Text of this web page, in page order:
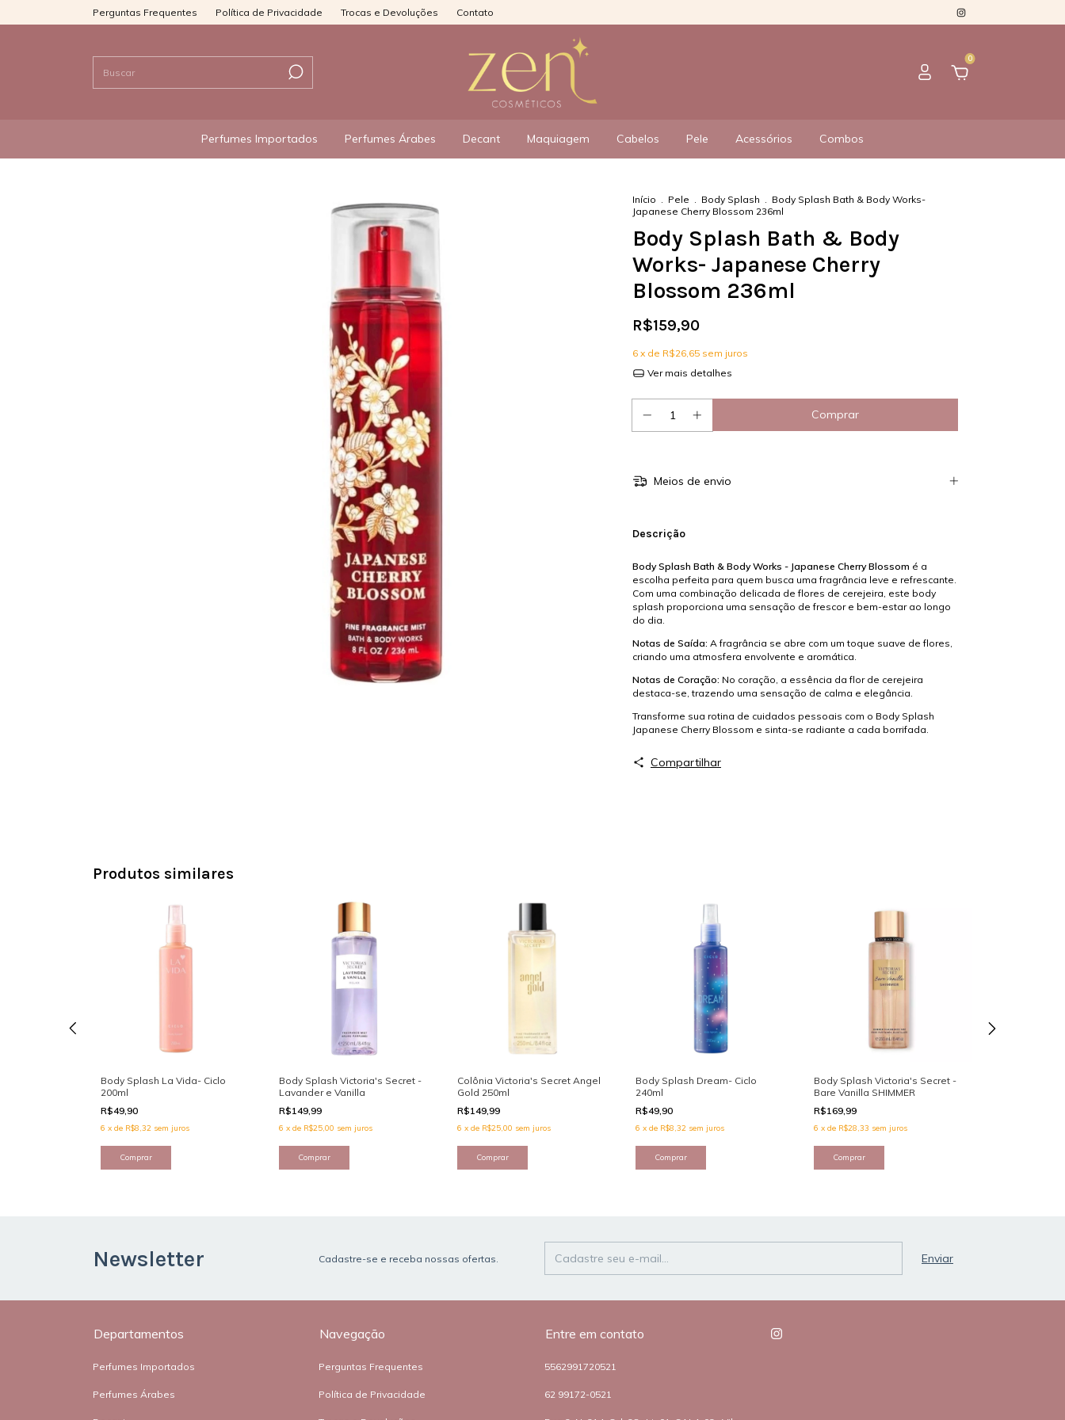
Perguntas Frequentes Política de Privacidade Trocas e Devoluções Contato
0
Perfumes Importados Perfumes Árabes Decant Maquiagem Cabelos Pele Acessórios Combos
Início . Pele . Body Splash . Body Splash Bath & Body Works-
Japanese Cherry Blossom 236ml
Body Splash Bath & Body
Works- Japanese Cherry
Blossom 236ml
R$159,90
6 x de R$26,65 sem juros
Ver mais detalhes
Meios de envio
Descrição
Body Splash Bath & Body Works - Japanese Cherry Blossom é a
escolha perfeita para quem busca uma fragrância leve e refrescante.
Com uma combinação delicada de flores de cerejeira, este body
splash proporciona uma sensação de frescor e bem-estar ao longo
do dia.
Notas de Saída: A fragrância se abre com um toque suave de flores,
criando uma atmosfera envolvente e aromática.
Notas de Coração: No coração, a essência da flor de cerejeira
destaca-se, trazendo uma sensação de calma e elegância.
Transforme sua rotina de cuidados pessoais com o Body Splash
Japanese Cherry Blossom e sinta-se radiante a cada borrifada.
Compartilhar
Produtos similares
Body Splash La Vida- Ciclo
200ml
R$49,90
6 x de R$8,32 sem juros
Body Splash Victoria's Secret -
Lavander e Vanilla
R$149,99
6 x de R$25,00 sem juros
Colônia Victoria's Secret Angel
Gold 250ml
R$149,99
6 x de R$25,00 sem juros
Body Splash Dream- Ciclo
240ml
R$49,90
6 x de R$8,32 sem juros
Body Splash Victoria's Secret -
Bare Vanilla SHIMMER
R$169,99
6 x de R$28,33 sem juros
Newsletter Cadastre-se e receba nossas ofertas.
Departamentos
Perfumes Importados
Perfumes Árabes
Navegação
Perguntas Frequentes
Política de Privacidade
Entre em contato
5562991720521
62 99172-0521